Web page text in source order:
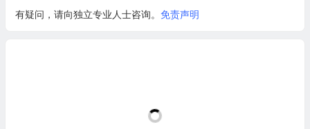
有疑问，请向独立专业人士咨询。 免责声明